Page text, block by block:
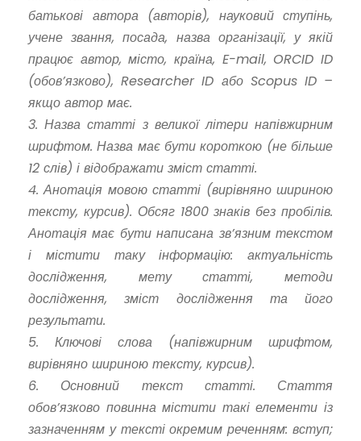
батькові автора (авторів), науковий ступінь,
учене звання, посада, назва організації, у якій
працює автор, місто, країна, E-mail, ORCID ID
(обов’язково), Researcher ID або Scopus ID –
якщо автор має.
3. Назва статті з великої літери напівжирним
шрифтом. Назва має бути короткою (не більше
12 слів) і відображати зміст статті.
4. Анотація мовою статті (вирівняно шириною
тексту, курсив). Обсяг 1800 знаків без пробілів.
Анотація має бути написана зв’язним текстом
і містити таку інформацію: актуальність
дослідження, мету статті, методи
дослідження, зміст дослідження та його
результати.
5. Ключові слова (напівжирним шрифтом,
вирівняно шириною тексту, курсив).
6. Основний текст статті. Стаття
обов’язково повинна містити такі елементи із
зазначенням у тексті окремим реченням: вступ;